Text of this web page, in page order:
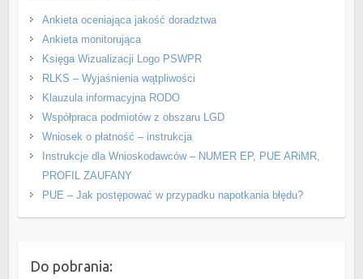
Ankieta oceniająca jakość doradztwa
Ankieta monitorująca
Księga Wizualizacji Logo PSWPR
RLKS – Wyjaśnienia wątpliwości
Klauzula informacyjna RODO
Współpraca podmiotów z obszaru LGD
Wniosek o płatność – instrukcja
Instrukcje dla Wnioskodawców – NUMER EP, PUE ARiMR,
PROFIL ZAUFANY
PUE – Jak postępować w przypadku napotkania błędu?
Do pobrania: